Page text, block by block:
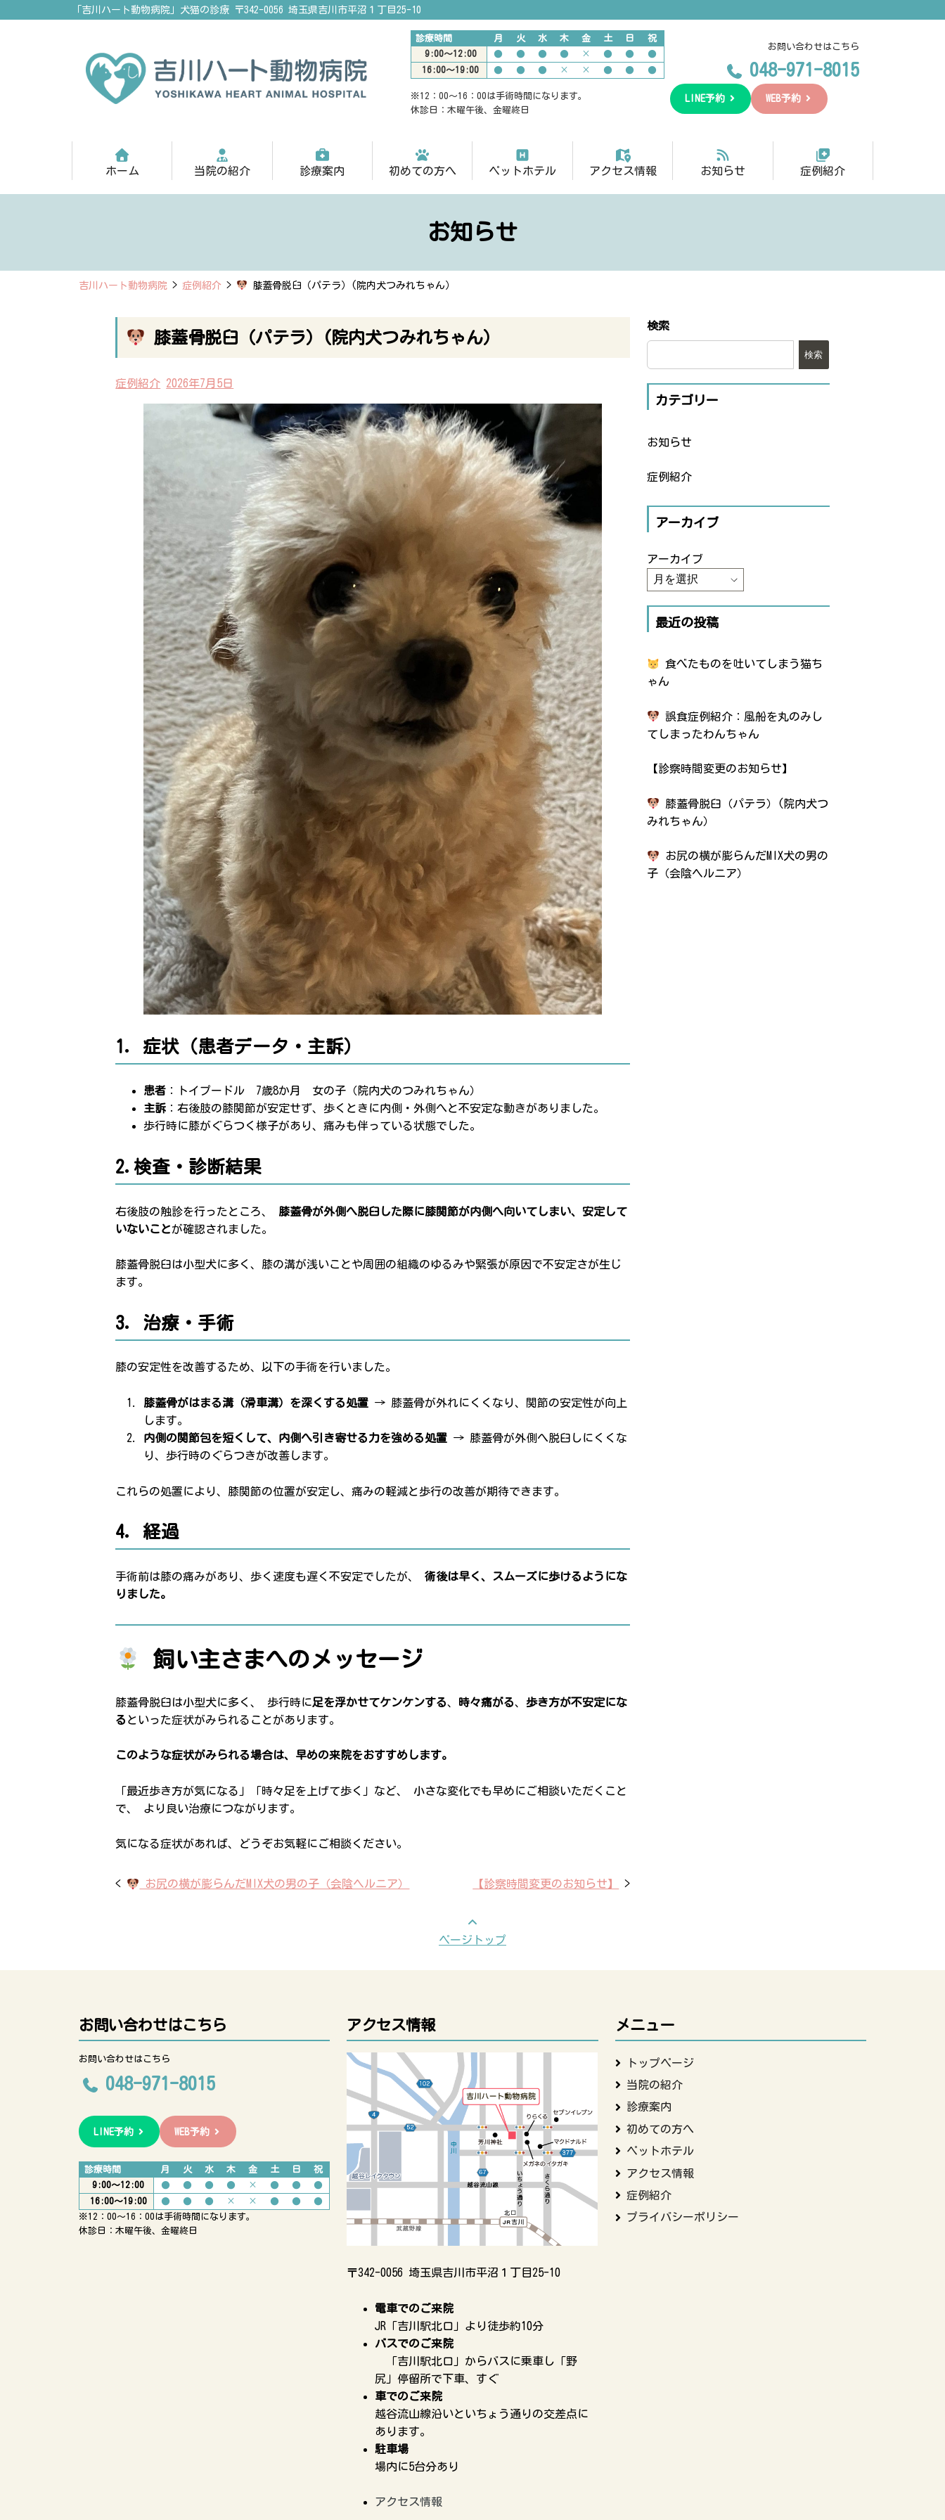
「吉川ハート動物病院」犬猫の診療 〒342-0056 埼玉県吉川市平沼１丁目25-10
診療時間 月 火 水 木 金 土 日
祝
9:00〜12:00
● ● ● ● × ● ●
●
16:00〜19:00
● ● ● × × ● ● ●
※12：00〜16：00は手術時間になります。
休診日：木曜午後、金曜終日
お問い合わせはこちら
048-971-8015
LINE予約 WEB予約
ホーム 当院の紹介 診療案内 初めての方へ ペットホテル アクセス情報 お知らせ 症例紹介
お知らせ
吉川ハート動物病院 > 症例紹介 > 膝蓋骨脱臼（パテラ）(院内犬つみれちゃん）
膝蓋骨脱臼（パテラ）(院内犬つみれちゃん）
症例紹介 2026年7月5日
1. 症状（患者データ・主訴）
患者 ：トイプードル 7歳8か月 女の子（院内犬のつみれちゃん）
主訴 ：右後肢の膝関節が安定せず、歩くときに内側・外側へと不安定な動きがありました。
歩行時に膝がぐらつく様子があり、痛みも伴っている状態でした。
2.検査・診断結果
右後肢の触診を行ったところ、 膝蓋骨が外側へ脱臼した際に膝関節が内側へ向いてしまい、安定して
いないことが確認されました。
膝蓋骨脱臼は小型犬に多く、膝の溝が浅いことや周囲の組織のゆるみや緊張が原因で不安定さが生じ
ます。
3. 治療・手術
膝の安定性を改善するため、以下の手術を行いました。
膝蓋骨がはまる溝（滑車溝）を深くする処置 → 膝蓋骨が外れにくくなり、関節の安定性が向上
します。
内側の関節包を短くして、内側へ引き寄せる力を強める処置 → 膝蓋骨が外側へ脱臼しにくくな
り、歩行時のぐらつきが改善します。
これらの処置により、膝関節の位置が安定し、痛みの軽減と歩行の改善が期待できます。
4. 経過
手術前は膝の痛みがあり、歩く速度も遅く不安定でしたが、術後は早く、スムーズに歩けるようにな
りました。
飼い主さまへのメッセージ
膝蓋骨脱臼は小型犬に多く、 歩行時に足を浮かせてケンケンする、 時々痛がる、 歩き方が不安定にな
る といった症状がみられることがあります。
このような症状がみられる場合は、早めの来院をおすすめします。
「最近歩き方が気になる」「時々足を上げて歩く」など、 小さな変化でも早めにご相談いただくこと
で、 より良い治療につながります。
気になる症状があれば、どうぞお気軽にご相談ください。
< お尻の横が膨らんだMIX犬の男の子（会陰ヘルニア） 【診察時間変更のお知らせ】 >
検索
検索
カテゴリー
お知らせ
症例紹介
アーカイブ
アーカイブ
最近の投稿
食べたものを吐いてしまう猫ち
ゃん
誤食症例紹介：風船を丸のみし
てしまったわんちゃん
【診察時間変更のお知らせ】
膝蓋骨脱臼（パテラ）(院内犬つ
みれちゃん）
お尻の横が膨らんだMIX犬の男の
子（会陰ヘルニア）
ページトップ
お問い合わせはこちら
お問い合わせはこちら
048-971-8015
LINE予約 WEB予約
診療時間 月 火 水 木 金 土 日
祝
9:00〜12:00
● ● ● ● × ● ●
●
16:00〜19:00
● ● ● × × ● ●
●
※12：00〜16：00は手術時間になります。
休診日：木曜午後、金曜終日
アクセス情報
〒342-0056 埼玉県吉川市平沼１丁目25-10
電車でのご来院
JR「吉川駅北口」より徒歩約10分
バスでのご来院
「吉川駅北口」からバスに乗車し「野
尻」停留所で下車、すぐ
車でのご来院
越谷流山線沿いといちょう通りの交差点に
あります。
駐車場
場内に5台分あり
アクセス情報
メニュー
トップページ
当院の紹介
診療案内
初めての方へ
ペットホテル
アクセス情報
症例紹介
プライバシーポリシー